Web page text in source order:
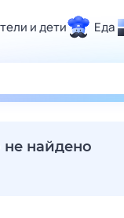
и дети Еда
Развлечения и отдых
Спорт
не найдено